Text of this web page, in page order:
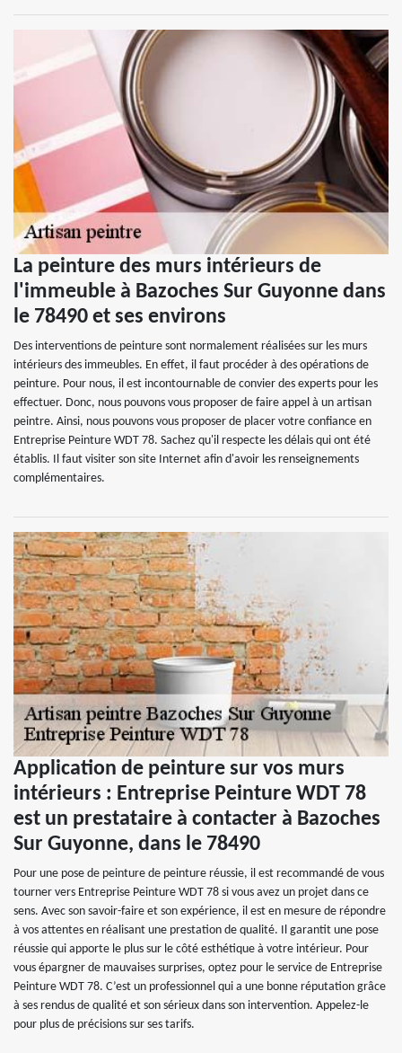
La peinture des murs intérieurs de
l'immeuble à Bazoches Sur Guyonne dans
le 78490 et ses environs
Des interventions de peinture sont normalement réalisées sur les murs
intérieurs des immeubles. En effet, il faut procéder à des opérations de
peinture. Pour nous, il est incontournable de convier des experts pour les
effectuer. Donc, nous pouvons vous proposer de faire appel à un artisan
peintre. Ainsi, nous pouvons vous proposer de placer votre confiance en
Entreprise Peinture WDT 78. Sachez qu'il respecte les délais qui ont été
établis. Il faut visiter son site Internet afin d'avoir les renseignements
complémentaires.
Application de peinture sur vos murs
intérieurs : Entreprise Peinture WDT 78
est un prestataire à contacter à Bazoches
Sur Guyonne, dans le 78490
Pour une pose de peinture de peinture réussie, il est recommandé de vous
tourner vers Entreprise Peinture WDT 78 si vous avez un projet dans ce
sens. Avec son savoir-faire et son expérience, il est en mesure de répondre
à vos attentes en réalisant une prestation de qualité. Il garantit une pose
réussie qui apporte le plus sur le côté esthétique à votre intérieur. Pour
vous épargner de mauvaises surprises, optez pour le service de Entreprise
Peinture WDT 78. C’est un professionnel qui a une bonne réputation grâce
à ses rendus de qualité et son sérieux dans son intervention. Appelez-le
pour plus de précisions sur ses tarifs.